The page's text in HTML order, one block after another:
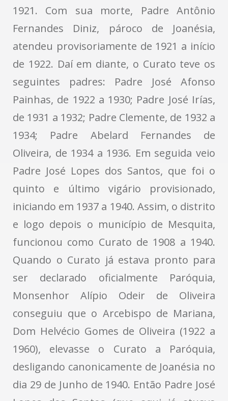
1921. Com sua morte, Padre Antônio
Fernandes Diniz, pároco de Joanésia,
atendeu provisoriamente de 1921 a início
de 1922. Daí em diante, o Curato teve os
seguintes padres: Padre José Afonso
Painhas, de 1922 a 1930; Padre José Irías,
de 1931 a 1932; Padre Clemente, de 1932 a
1934; Padre Abelard Fernandes de
Oliveira, de 1934 a 1936. Em seguida veio
Padre José Lopes dos Santos, que foi o
quinto e último vigário provisionado,
iniciando em 1937 a 1940. Assim, o distrito
e logo depois o município de Mesquita,
funcionou como Curato de 1908 a 1940.
Quando o Curato já estava pronto para
ser declarado oficialmente Paróquia,
Monsenhor Alípio Odeir de Oliveira
conseguiu que o Arcebispo de Mariana,
Dom Helvécio Gomes de Oliveira (1922 a
1960), elevasse o Curato a Paróquia,
desligando canonicamente de Joanésia no
dia 29 de Junho de 1940. Então Padre José